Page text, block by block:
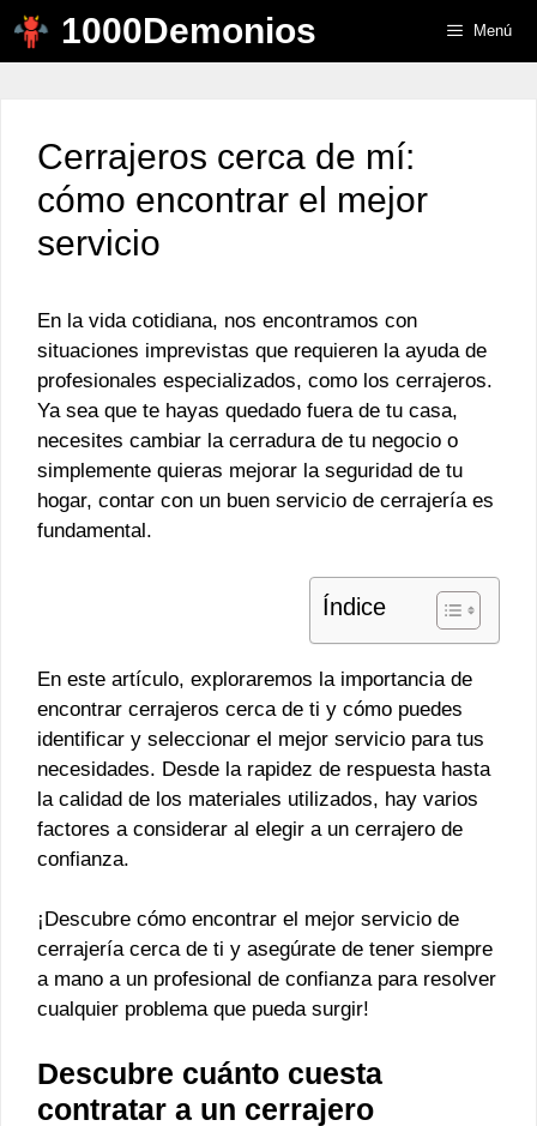
Saltar
1000Demonios Menú
Cerrajeros cerca de mí:
cómo encontrar el mejor
servicio
En la vida cotidiana, nos encontramos con
situaciones imprevistas que requieren la ayuda de
profesionales especializados, como los cerrajeros.
Ya sea que te hayas quedado fuera de tu casa,
necesites cambiar la cerradura de tu negocio o
simplemente quieras mejorar la seguridad de tu
hogar, contar con un buen servicio de cerrajería es
fundamental.
Índice
En este artículo, exploraremos la importancia de
encontrar cerrajeros cerca de ti y cómo puedes
identificar y seleccionar el mejor servicio para tus
necesidades. Desde la rapidez de respuesta hasta
la calidad de los materiales utilizados, hay varios
factores a considerar al elegir a un cerrajero de
confianza.
¡Descubre cómo encontrar el mejor servicio de
cerrajería cerca de ti y asegúrate de tener siempre
a mano a un profesional de confianza para resolver
cualquier problema que pueda surgir!
Descubre cuánto cuesta
contratar a un cerrajero